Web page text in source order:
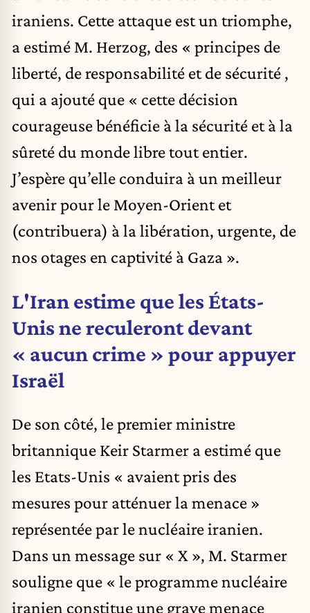
iraniens. Cette attaque est un triomphe,
a estimé M. Herzog, des « principes de
liberté, de responsabilité et de sécurité ,
qui a ajouté que « cette décision
courageuse bénéficie à la sécurité et à la
sûreté du monde libre tout entier.
J’espère qu’elle conduira à un meilleur
avenir pour le Moyen-Orient et
(contribuera) à la libération, urgente, de
nos otages en captivité à Gaza ».
L'Iran estime que les États-
Unis ne reculeront devant
« aucun crime » pour appuyer
Israël
De son côté, le premier ministre
britannique Keir Starmer a estimé que
les Etats-Unis « avaient pris des
mesures pour atténuer la menace »
représentée par le nucléaire iranien.
Dans un message sur « X », M. Starmer
souligne que « le programme nucléaire
iranien constitue une grave menace